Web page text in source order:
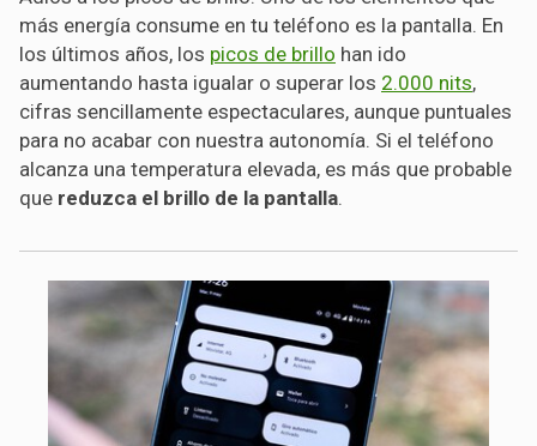
más energía consume en tu teléfono es la pantalla. En
los últimos años, los picos de brillo han ido
aumentando hasta igualar o superar los 2.000 nits,
cifras sencillamente espectaculares, aunque puntuales
para no acabar con nuestra autonomía. Si el teléfono
alcanza una temperatura elevada, es más que probable
que reduzca el brillo de la pantalla.